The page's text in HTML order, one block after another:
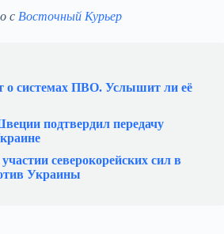
с Восточный Курьер
о системах ПВО. Услышит ли её
подтвердил передачу
северокорейских сил в
Украины